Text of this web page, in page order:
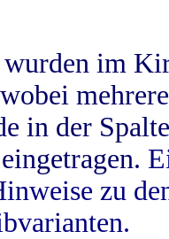
im
in der
zu